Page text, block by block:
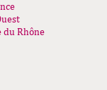
du Rhône